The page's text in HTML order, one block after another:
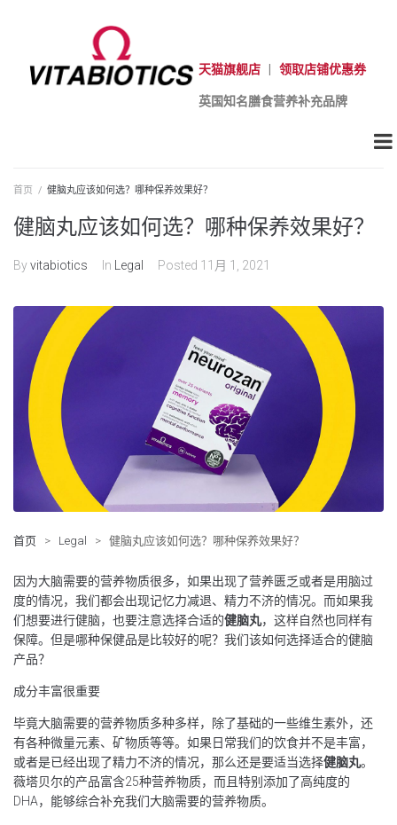
天猫旗舰店 领取店铺优惠券
英国知名膳食营养补充品牌
首页 / 健脑丸应该如何选？哪种保养效果好？
健脑丸应该如何选？哪种保养效果好？
Byvitabiotics In Legal Posted 11月 1, 2021
首页 > Legal > 健脑丸应该如何选？哪种保养效果好？
因为大脑需要的营养物质很多，如果出现了营养匮乏或者是用脑过
度的情况，我们都会出现记忆力减退、精力不济的情况。而如果我
们想要进行健脑，也要注意选择合适的健脑丸，这样自然也同样有
保障。但是哪种保健品是比较好的呢？我们该如何选择适合的健脑
产品？
成分丰富很重要
毕竟大脑需要的营养物质多种多样，除了基础的一些维生素外，还
有各种微量元素、矿物质等等。如果日常我们的饮食并不是丰富，
或者是已经出现了精力不济的情况，那么还是要适当选择健脑丸。
薇塔贝尔的产品富含25种营养物质，而且特别添加了高纯度的
DHA，能够综合补充我们大脑需要的营养物质。